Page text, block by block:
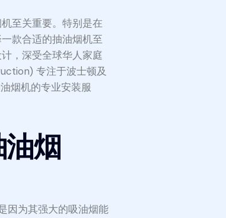
至关重要。特别是在
款合适的抽油烟机至
，深受全球华人家庭
专注于波士顿及
烟机的专业安装服
烟
因为其强大的吸油烟能